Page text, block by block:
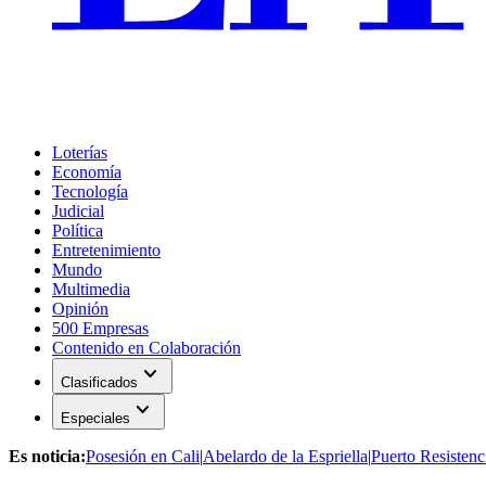
Loterías
Economía
Tecnología
Judicial
Política
Entretenimiento
Mundo
Multimedia
Opinión
500 Empresas
Contenido en Colaboración
Clasificados expand_more
Especiales expand_more
Es noticia:Posesión en Cali|Abelardo de la Espriella|Puerto